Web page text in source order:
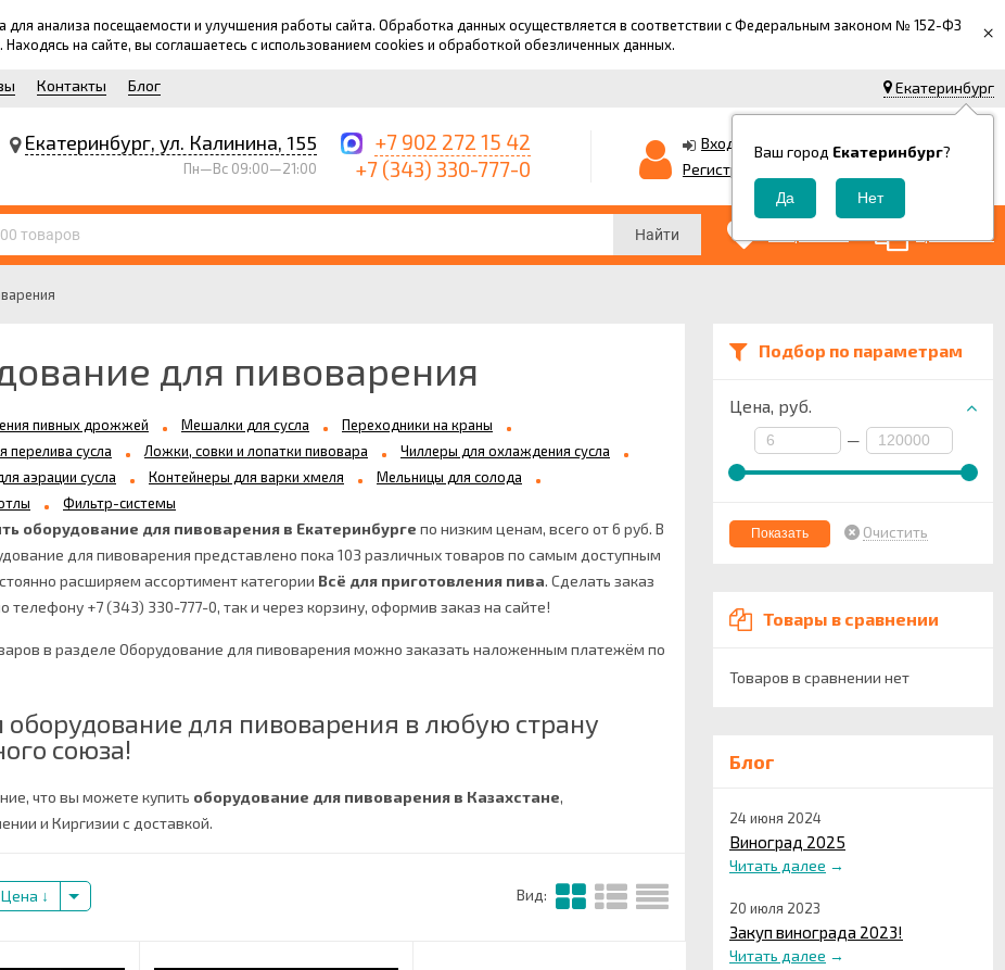
для анализа посещаемости и улучшения работы сайта. Обработка данных осуществляется в соответствии с Федеральным законом № 152-ФЗ
. Находясь на сайте, вы соглашаетесь с использованием cookies и обработкой обезличенных данных. ×
Екатеринбург
Ваш город Екатеринбург?
Контакты Блог
Екатеринбург, ул. Калинина, 155
Пн—Вс 09:00—21:00
+7 902 272 15 42
+7 (343) 330-777-0
Вход
Регистрация
Корзина
0
Найти Сравнение
Подбор по параметрам
Цена, руб.
—
Очистить
Товары в сравнении
Товаров в сравнении нет
Блог
24 июня 2024
Виноград 2025
Читать далее →
20 июля 2023
Закуп винограда 2023!
Читать далее →
для пивоварения
пивных дрожжей Мешалки для сусла
Переходники на краны
перелива сусла
Ложки, совки и лопатки пивовара
Чиллеры для охлаждения сусла
аэрации сусла
Контейнеры для варки хмеля
Мельницы для солода
Фильтр-системы
оборудование для пивоварения в Екатеринбурге по низким ценам, всего от 6 руб. В
для пивоварения представлено пока 103 различных товаров по самым доступным
расширяем ассортимент категории Всё для приготовления пива. Сделать заказ
телефону +7 (343) 330-777-0, так и через корзину, оформив заказ на сайте!
в разделе Оборудование для пивоварения можно заказать наложенным платежём по
для пивоварения в любую страну
союза!
что вы можете купить оборудование для пивоварения в Казахстане,
и Киргизии с доставкой.
Цена Вид: